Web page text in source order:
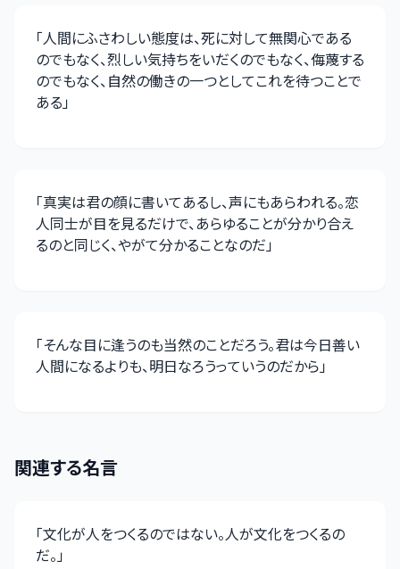
「人間にふさわしい態度は、死に対して無関心である
のでもなく、烈しい気持ちをいだくのでもなく、侮蔑する
のでもなく、自然の働きの一つとしてこれを待つことで
ある」
「真実は君の顔に書いてあるし、声にもあらわれる。恋
人同士が目を見るだけで、あらゆることが分かり合え
るのと同じく、やがて分かることなのだ」
「そんな目に逢うのも当然のことだろう。君は今日善い
人間になるよりも、明日なろうっていうのだから」
関連する名言
「文化が人をつくるのではない。人が文化をつくるの
だ。」